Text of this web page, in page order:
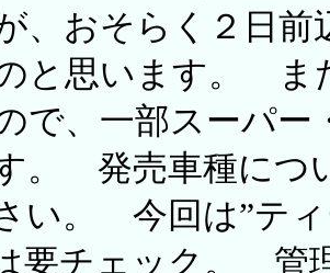
、おそらく２日前
と思います。 ま
で、一部スーパ
。 発売車種につ
い。 今回は”テ
要チェック。 管